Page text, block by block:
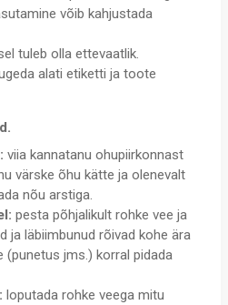
võib kahjustada
tuleb olla ettevaatlik.
alati etiketti ja toote
viia kannatanu ohupiirkonnast
värske õhu kätte ja olenevalt
nõu arstiga.
pesta põhjalikult rohke vee ja
ja läbiimbunud rõivad kohe ära
(punetus jms.) korral pidada
loputada rohke veega mitu